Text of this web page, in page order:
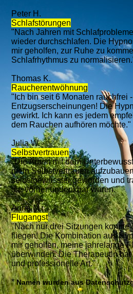
Peter H.
Schlafstörungen
"Nach Jahren mit
wieder durchschlafen. Die
mir geholfen, zur Ruhe zu
Schlafrhythmus zu
Thomas K.
Raucherentwöhnung
"Ich bin seit 6 Monaten rauchfrei
Entzugserscheinungen! Die
gewirkt. Ich kann es jedem
dem Rauchen aufhören möchte."
Julia W.
Selbstvertrauen
"Die Arbeit mit dem
mein Selbstvertrauen
selbstbewusster geworden und
die vorher undenkbar waren."
Anna M.
Flugangst
"Nach nur drei Sitzungen konnte
fliegen! Die Kombination aus
mir geholfen, meine jahrelange
überwinden. Die Therapeutin
und professionelle Art."
*Namen wurden aus